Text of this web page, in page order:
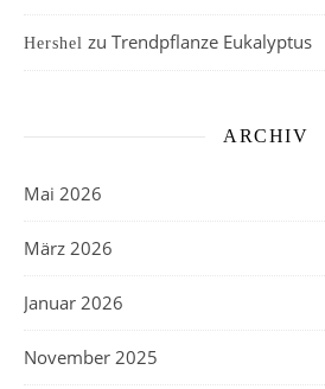
Hershel zu Trendpflanze Eukalyptus
ARCHIV
Mai 2026
März 2026
Januar 2026
November 2025